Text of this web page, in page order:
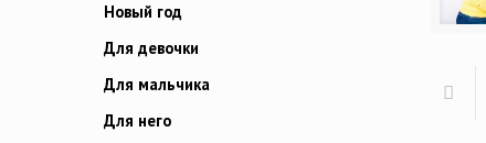
Новый год
Для девочки
Для мальчика
Для него